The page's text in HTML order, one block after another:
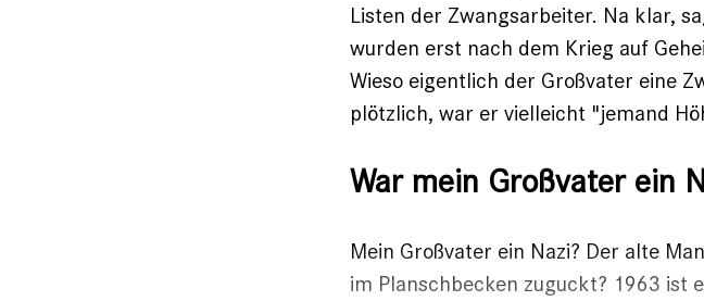
Listen der Zwangsarbeiter. Na klar,
wurden erst nach dem Krieg auf
Wieso eigentlich der Großvater eine
plötzlich, war er vielleicht "jemand
War mein Großvater ein
Mein Großvater ein Nazi? Der alte
im Planschbecken zuguckt? 1963 ist